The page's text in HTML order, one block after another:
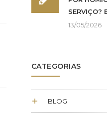
SERVIÇO?
13/05/2026
CATEGORIAS
BLOG